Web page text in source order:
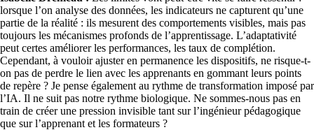
lorsque l’on analyse des données, les indicateurs ne capturent qu’une
partie de la réalité : ils mesurent des comportements visibles, mais pas
toujours les mécanismes profonds de l’apprentissage. L’adaptativité
peut certes améliorer les performances, les taux de complétion.
Cependant, à vouloir ajuster en permanence les dispositifs, ne risque-t-
on pas de perdre le lien avec les apprenants en gommant leurs points
de repère ? Je pense également au rythme de transformation imposé par
l’IA. Il ne suit pas notre rythme biologique. Ne sommes-nous pas en
train de créer une pression invisible tant sur l’ingénieur pédagogique
que sur l’apprenant et les formateurs ?